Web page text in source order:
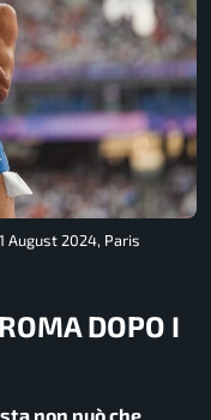
August 2024, Paris
DOPO I
non può che